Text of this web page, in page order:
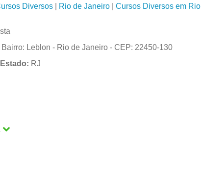
Diversos| Rio de Janeiro| Cursos Diversos em Rio
Leblon - Rio de Janeiro - CEP: 22450-130
Estado: RJ